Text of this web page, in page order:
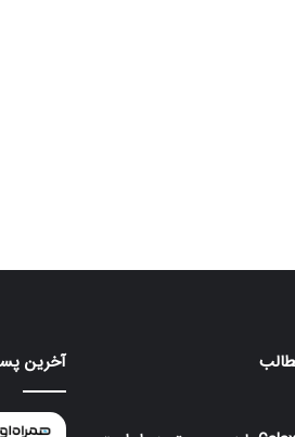
آخرین
nova
16
SE